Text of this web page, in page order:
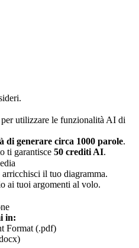
utilizzare le funzionalità AI di
di generare circa 1000 parole.
ti garantisce 50 crediti AI.
il tuo diagramma.
ai tuoi argomenti al volo.
in:
Format (.pdf)